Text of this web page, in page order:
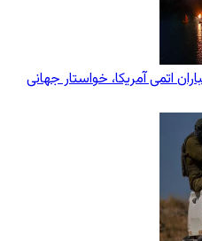
اتمی آمریکا، خواستار جهانی